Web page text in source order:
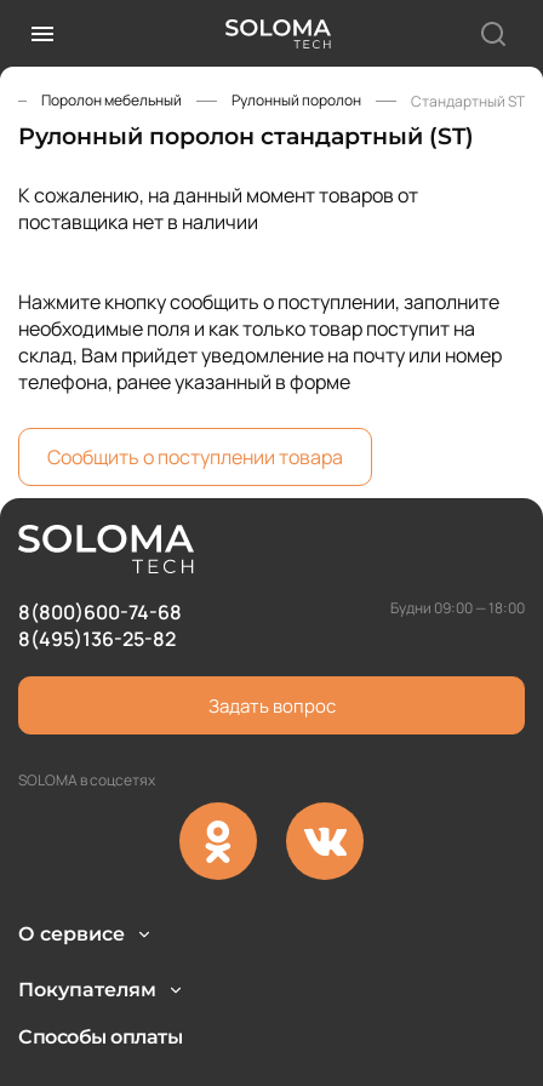
Поролон мебельный Рулонный поролон Стандартный ST
Рулонный поролон стандартный (ST)
К сожалению, на данный момент товаров от
поставщика нет в наличии
Нажмите кнопку сообщить о поступлении, заполните
необходимые поля и как только товар поступит на
склад, Вам прийдет уведомление на почту или номер
телефона, ранее указанный в форме
Сообщить о поступлении товара
8(800)600-74-68
8(495)136-25-82
Будни 09:00 — 18:00
Задать вопрос
SOLOMA в соцсетях
О сервисе
Покупателям
Способы оплаты